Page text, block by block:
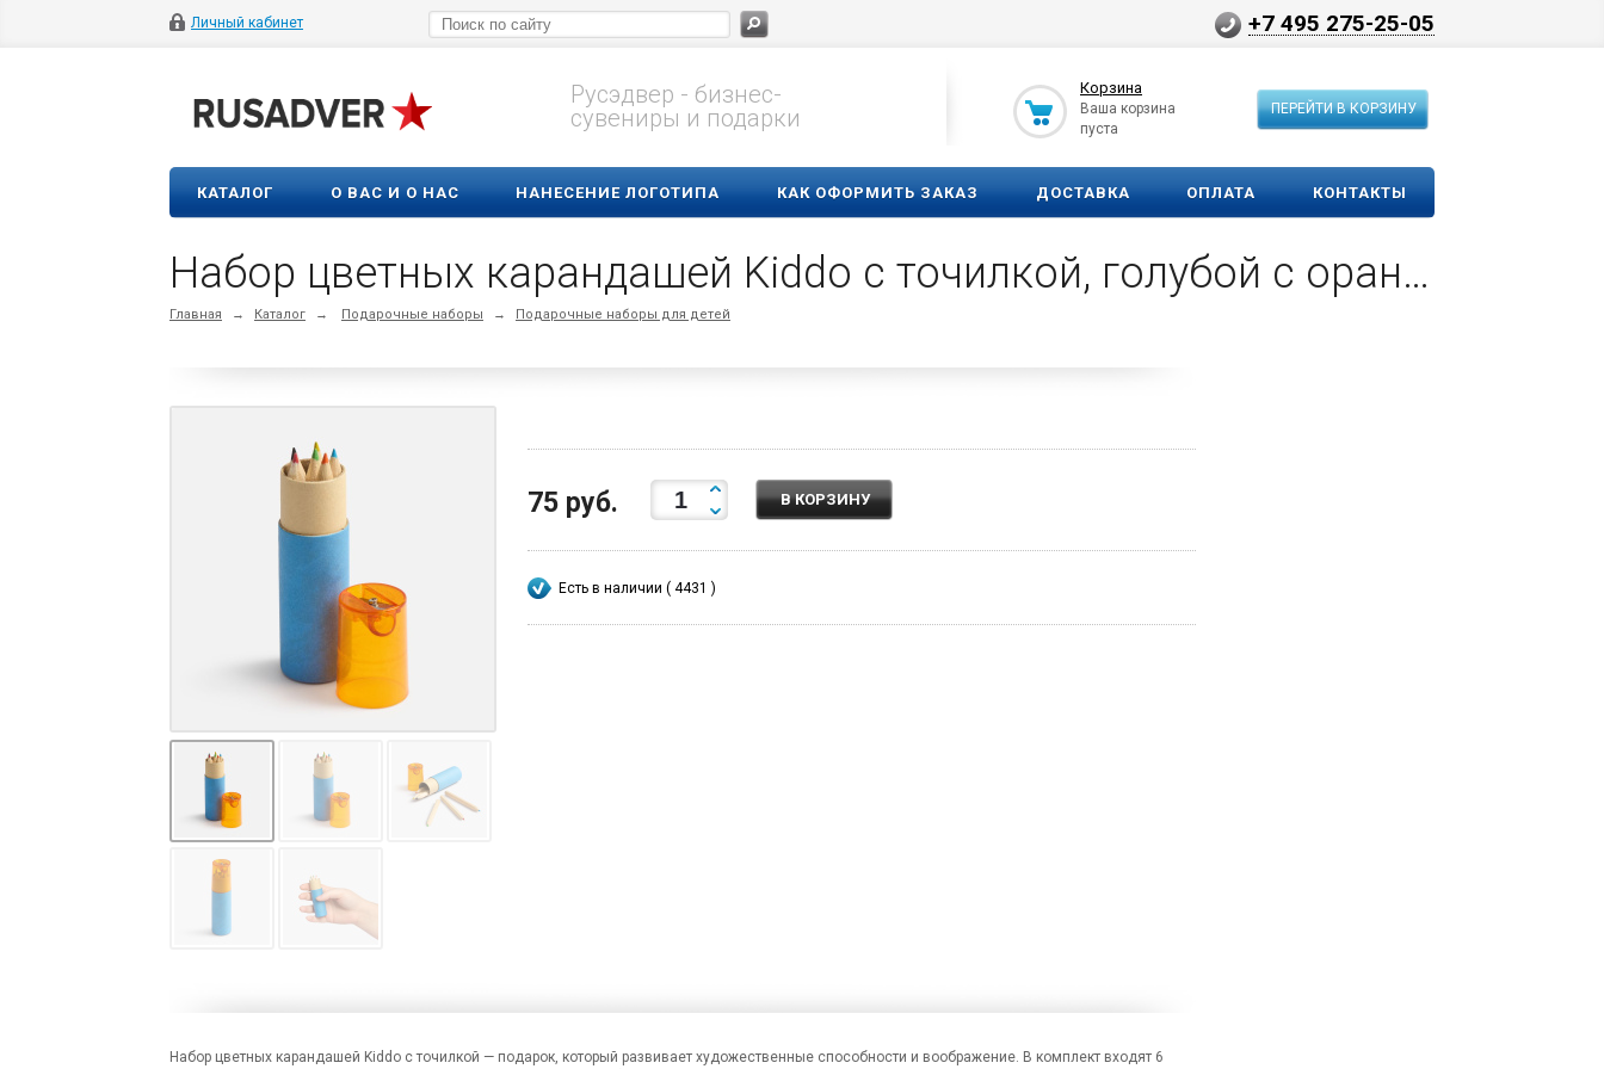
Личный кабинет +7 495 275-25-05
Русэдвер - бизнес-
сувениры и подарки
Корзина
Ваша корзина
пуста
ПЕРЕЙТИ В КОРЗИНУ
КАТАЛОГ О ВАС И О НАС НАНЕСЕНИЕ ЛОГОТИПА КАК ОФОРМИТЬ ЗАКАЗ ДОСТАВКА ОПЛАТА КОНТАКТЫ
Набор цветных карандашей Kiddo с точилкой, голубой с оранжевым
Главная → Каталог → Подарочные наборы → Подарочные наборы для детей
75 руб. В КОРЗИНУ
Есть в наличии ( 4431 )
Набор цветных карандашей Kiddo с точилкой — подарок, который развивает художественные способности и воображение. В комплект входят 6